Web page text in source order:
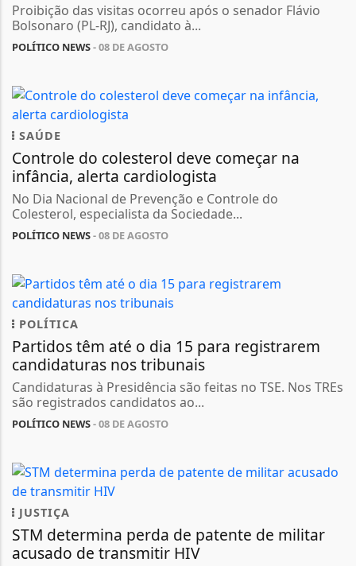
Proibição das visitas ocorreu após o senador Flávio
Bolsonaro (PL-RJ), candidato à...
POLÍTICO NEWS- 08 DE AGOSTO
SAÚDE
Controle do colesterol deve começar na
infância, alerta cardiologista
No Dia Nacional de Prevenção e Controle do
Colesterol, especialista da Sociedade...
POLÍTICO NEWS- 08 DE AGOSTO
POLÍTICA
Partidos têm até o dia 15 para registrarem
candidaturas nos tribunais
Candidaturas à Presidência são feitas no TSE. Nos TREs
são registrados candidatos ao...
POLÍTICO NEWS- 08 DE AGOSTO
JUSTIÇA
STM determina perda de patente de militar
acusado de transmitir HIV